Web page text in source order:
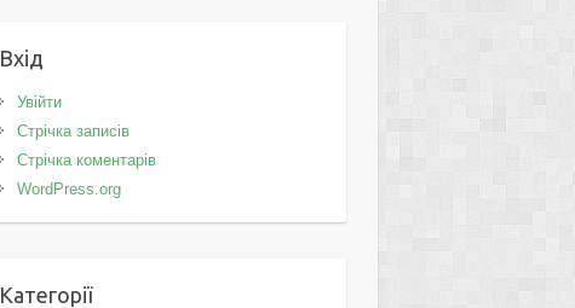
Вхід
Увійти
Стрічка записів
Стрічка коментарів
WordPress.org
Категорії